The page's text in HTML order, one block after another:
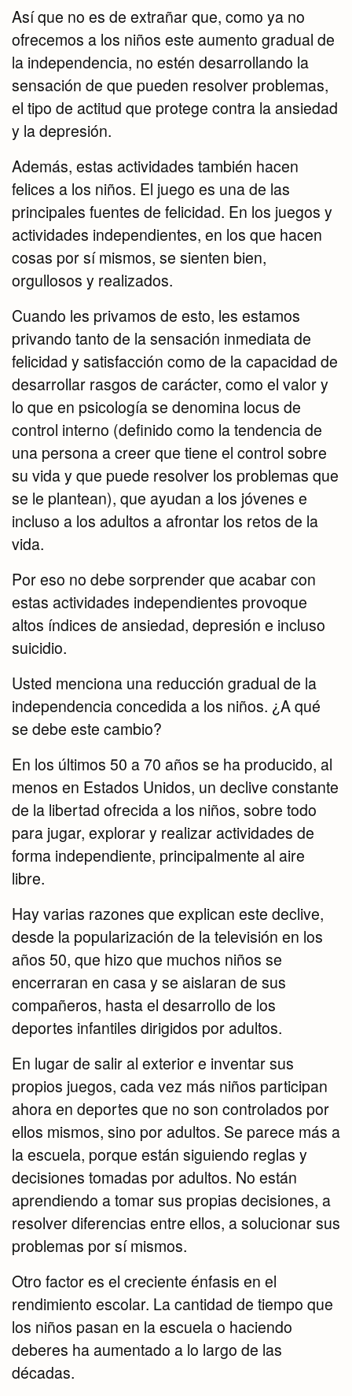
Así que no es de extrañar que, como ya no
ofrecemos a los niños este aumento gradual de
la independencia, no estén desarrollando la
sensación de que pueden resolver problemas,
el tipo de actitud que protege contra la ansiedad
y la depresión.
Además, estas actividades también hacen
felices a los niños. El juego es una de las
principales fuentes de felicidad. En los juegos y
actividades independientes, en los que hacen
cosas por sí mismos, se sienten bien,
orgullosos y realizados.
Cuando les privamos de esto, les estamos
privando tanto de la sensación inmediata de
felicidad y satisfacción como de la capacidad de
desarrollar rasgos de carácter, como el valor y
lo que en psicología se denomina locus de
control interno (definido como la tendencia de
una persona a creer que tiene el control sobre
su vida y que puede resolver los problemas que
se le plantean), que ayudan a los jóvenes e
incluso a los adultos a afrontar los retos de la
vida.
Por eso no debe sorprender que acabar con
estas actividades independientes provoque
altos índices de ansiedad, depresión e incluso
suicidio.
Usted menciona una reducción gradual de la
independencia concedida a los niños. ¿A qué
se debe este cambio?
En los últimos 50 a 70 años se ha producido, al
menos en Estados Unidos, un declive constante
de la libertad ofrecida a los niños, sobre todo
para jugar, explorar y realizar actividades de
forma independiente, principalmente al aire
libre.
Hay varias razones que explican este declive,
desde la popularización de la televisión en los
años 50, que hizo que muchos niños se
encerraran en casa y se aislaran de sus
compañeros, hasta el desarrollo de los
deportes infantiles dirigidos por adultos.
En lugar de salir al exterior e inventar sus
propios juegos, cada vez más niños participan
ahora en deportes que no son controlados por
ellos mismos, sino por adultos. Se parece más a
la escuela, porque están siguiendo reglas y
decisiones tomadas por adultos. No están
aprendiendo a tomar sus propias decisiones, a
resolver diferencias entre ellos, a solucionar sus
problemas por sí mismos.
Otro factor es el creciente énfasis en el
rendimiento escolar. La cantidad de tiempo que
los niños pasan en la escuela o haciendo
deberes ha aumentado a lo largo de las
décadas.